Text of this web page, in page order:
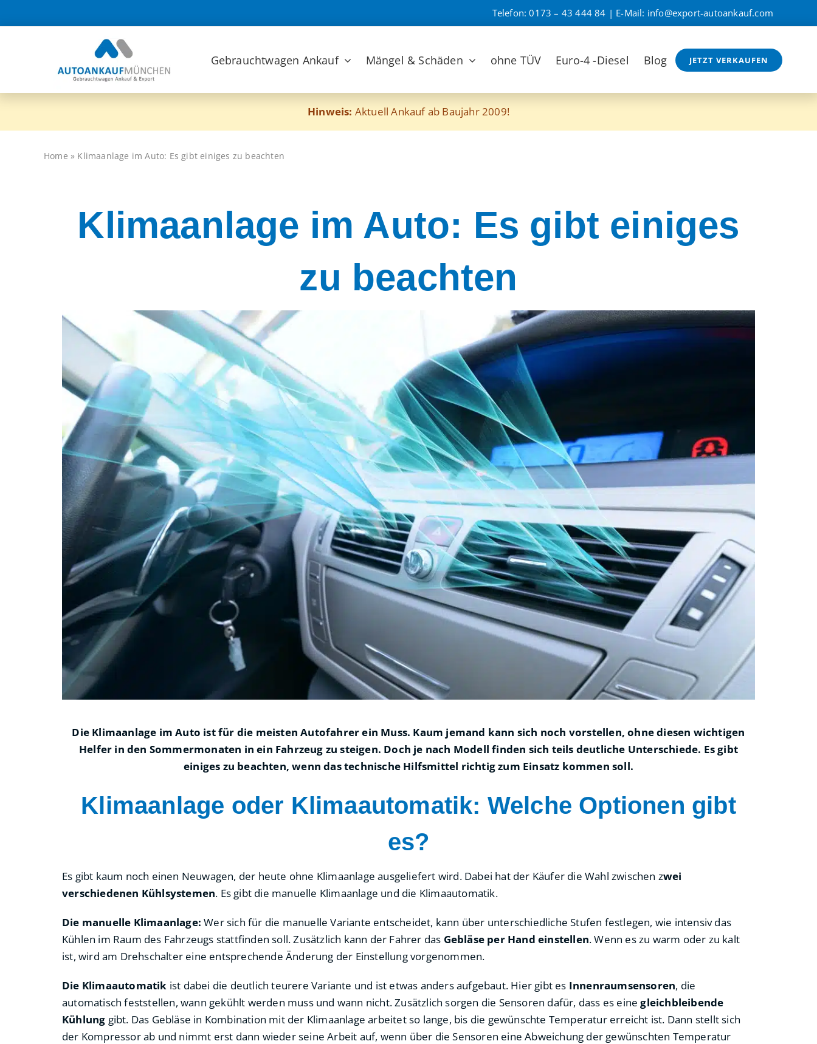
Inhalt
Telefon:0173 – 43 444 84 | E-Mail: info@export-autoankauf.com
Gebrauchtwagen Ankauf Mängel & Schäden ohne TÜV Euro-4 -Diesel Blog JETZT VERKAUFEN
Hinweis: Aktuell Ankauf ab Baujahr 2009!
Home » Klimaanlage im Auto: Es gibt einiges zu beachten
Klimaanlage im Auto: Es gibt einiges
zu beachten
Die Klimaanlage im Auto ist für die meisten Autofahrer ein Muss. Kaum jemand kann sich noch vorstellen, ohne diesen wichtigen
Helfer in den Sommermonaten in ein Fahrzeug zu steigen. Doch je nach Modell finden sich teils deutliche Unterschiede. Es gibt
einiges zu beachten, wenn das technische Hilfsmittel richtig zum Einsatz kommen soll.
Klimaanlage oder Klimaautomatik: Welche Optionen gibt
es?
Es gibt kaum noch einen Neuwagen, der heute ohne Klimaanlage ausgeliefert wird. Dabei hat der Käufer die Wahl zwischen zwei
verschiedenen Kühlsystemen. Es gibt die manuelle Klimaanlage und die Klimaautomatik.
Die manuelle Klimaanlage: Wer sich für die manuelle Variante entscheidet, kann über unterschiedliche Stufen festlegen, wie intensiv das
Kühlen im Raum des Fahrzeugs stattfinden soll. Zusätzlich kann der Fahrer das Gebläse per Hand einstellen. Wenn es zu warm oder zu kalt
ist, wird am Drehschalter eine entsprechende Änderung der Einstellung vorgenommen.
Die Klimaautomatik ist dabei die deutlich teurere Variante und ist etwas anders aufgebaut. Hier gibt es Innenraumsensoren, die
automatisch feststellen, wann gekühlt werden muss und wann nicht. Zusätzlich sorgen die Sensoren dafür, dass es einegleichbleibende
Kühlung gibt. Das Gebläse in Kombination mit der Klimaanlage arbeitet so lange, bis die gewünschte Temperatur erreicht ist. Dann stellt sich
der Kompressor ab und nimmt erst dann wieder seine Arbeit auf, wenn über die Sensoren eine Abweichung der gewünschten Temperatur